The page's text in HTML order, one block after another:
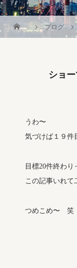
ブログ
ショ
うわ〜
気づけば１９件
目標20件終わ
この記事いれて
つめこめ〜 笑